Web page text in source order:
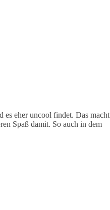
es eher uncool findet. Das macht
Spaß damit. So auch in dem